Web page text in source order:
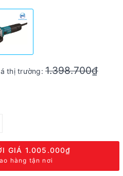
thị trường:1.398.700₫
GIÁ 1.005.000₫
hàng tận nơi